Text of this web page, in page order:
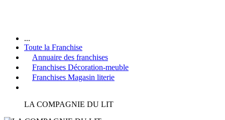
...
Toute la Franchise
Annuaire des franchises
Franchises Décoration-meuble
Franchises Magasin literie
LA COMPAGNIE DU LIT